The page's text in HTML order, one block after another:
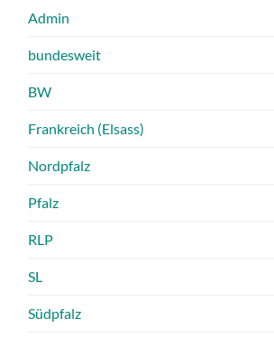
Admin
bundesweit
BW
Frankreich (Elsass)
Nordpfalz
Pfalz
RLP
SL
Südpfalz